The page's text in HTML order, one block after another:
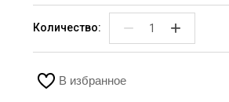
Количество: − +
В избранное